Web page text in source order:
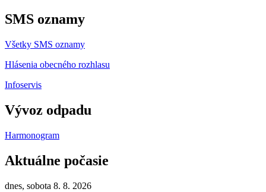
SMS oznamy
Všetky SMS oznamy
Hlásenia obecného rozhlasu
Infoservis
Vývoz odpadu
Harmonogram
Aktuálne počasie
dnes, sobota 8. 8. 2026